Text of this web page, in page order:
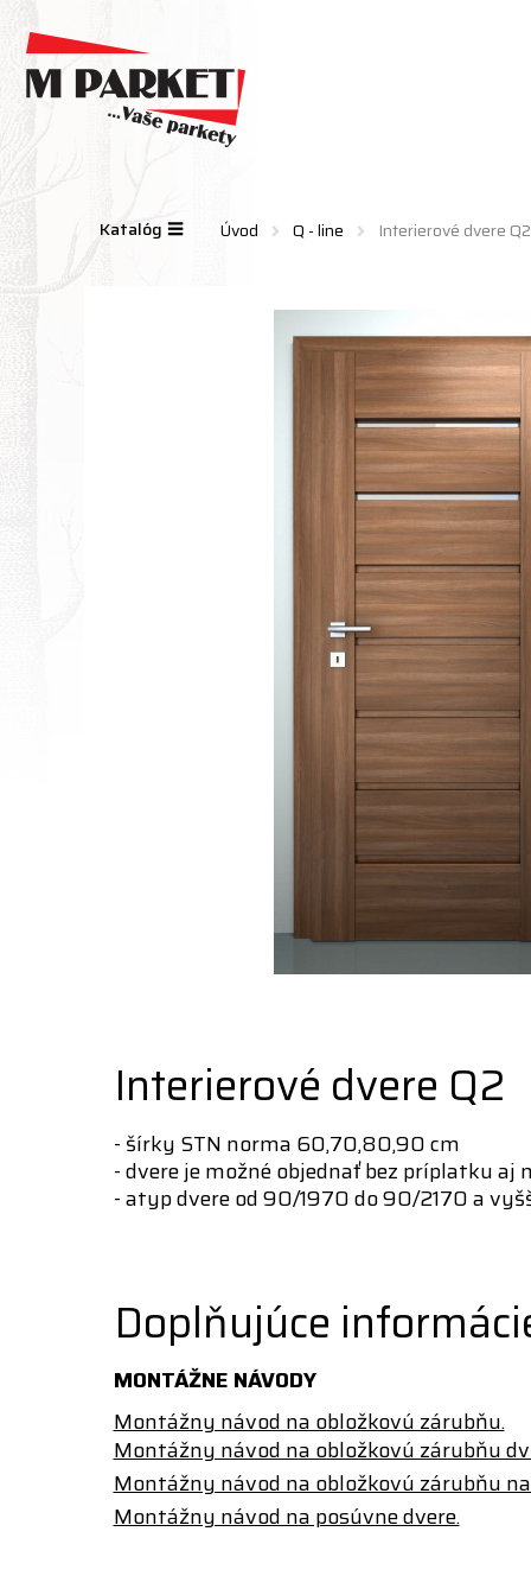
Úvod Q - line Interierové dvere Q2
Interierové dvere Q2
- šírky STN norma 60,70,80,90 cm
- dvere je možné objednať bez príplatku
- atyp dvere od 90/1970 do 90/2170 a
Doplňujúce
MONTÁŽNE NÁVODY
Montážny návod na obložkovú zárubňu.
Montážny návod na obložkovú zárubňu
Montážny návod na obložkovú zárubňu
Montážny návod na posúvne dvere.
Katalóg